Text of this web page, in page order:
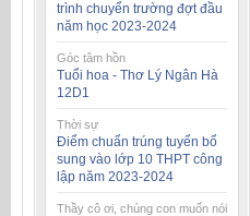
trình chuyển trường đợt đầu
năm học 2023-2024
Góc tâm hồn
Tuổi hoa - Thơ Lý Ngân Hà
12D1
Thời sự
Điểm chuẩn trúng tuyển bổ
sung vào lớp 10 THPT công
lập năm 2023-2024
Thầy cô ơi, chúng con muốn nói